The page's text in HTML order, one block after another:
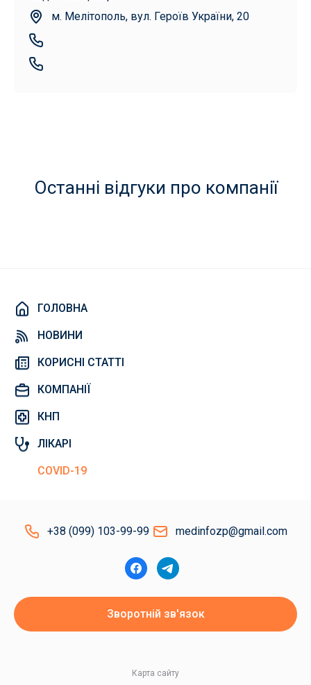
м. Мелітополь, вул. Героїв України, 20
Останні відгуки про компанії
ГОЛОВНА
НОВИНИ
КОРИСНІ СТАТТІ
КОМПАНІЇ
КНП
ЛІКАРІ
COVID-19
+38 (099) 103-99-99 medinfozp@gmail.com
Зворотній зв'язок
Карта сайту